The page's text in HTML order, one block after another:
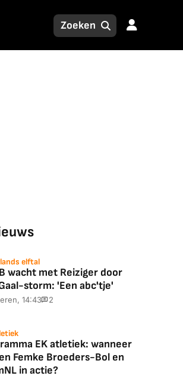
elftal
wacht met Reiziger door
storm: 'Een abc'tje'
14:43 2
EK atletiek: wanneer
Femke Broeders-Bol en
in actie?